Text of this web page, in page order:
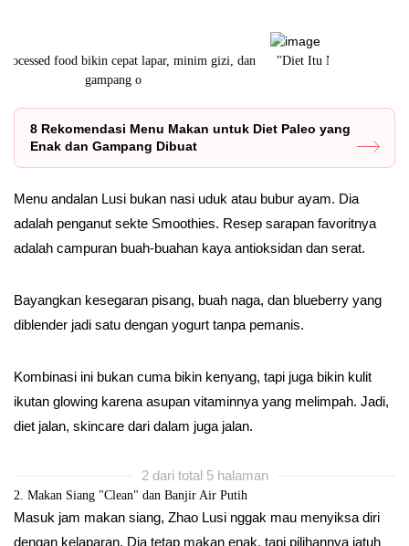
"Diet Itu Mesti Nyaman," yang bertujuan memberikan pili
8 Rekomendasi Menu Makan untuk Diet Paleo yang
Enak dan Gampang Dibuat
Menu andalan Lusi bukan nasi uduk atau bubur ayam. Dia
adalah penganut sekte Smoothies. Resep sarapan favoritnya
adalah campuran buah-buahan kaya antioksidan dan serat.
Bayangkan kesegaran pisang, buah naga, dan blueberry yang
diblender jadi satu dengan yogurt tanpa pemanis.
Kombinasi ini bukan cuma bikin kenyang, tapi juga bikin kulit
ikutan glowing karena asupan vitaminnya yang melimpah. Jadi,
diet jalan, skincare dari dalam juga jalan.
2 dari total 5 halaman
2. Makan Siang "Clean" dan Banjir Air Putih
Masuk jam makan siang, Zhao Lusi nggak mau menyiksa diri
dengan kelaparan. Dia tetap makan enak, tapi pilihannya jatuh